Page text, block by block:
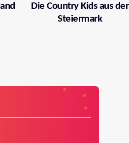
Die Country Kids aus der
Steiermark